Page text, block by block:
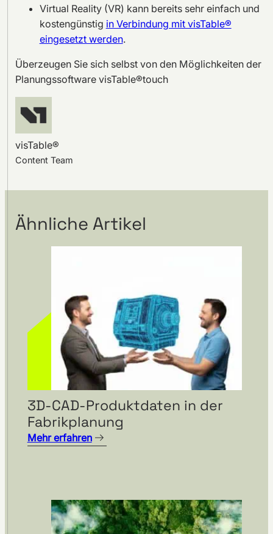
Virtual Reality (VR) kann bereits sehr einfach und
kostengünstig in Verbindung mit visTable®
eingesetzt werden.
Überzeugen Sie sich selbst von den Möglichkeiten der
Planungssoftware visTable®touch
visTable®
Content Team
Ähnliche Artikel
3D-CAD-Produktdaten in der
Fabrikplanung
Mehr erfahren